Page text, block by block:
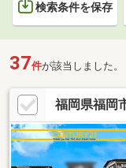
検索条件を保存
37件が該当しました。
福岡県福岡